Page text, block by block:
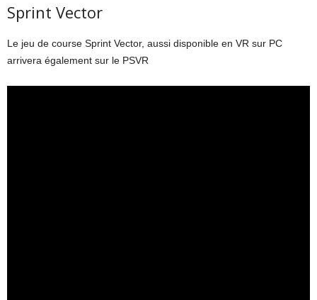
Sprint Vector
Le jeu de course Sprint Vector, aussi disponible en VR sur PC
arrivera également sur le PSVR